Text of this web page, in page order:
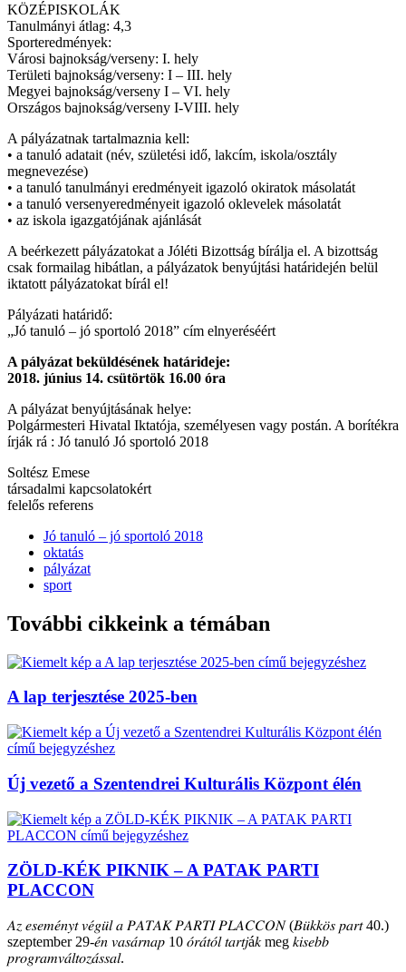
KÖZÉPISKOLÁK
Tanulmányi átlag: 4,3
Sporteredmények:
Városi bajnokság/verseny: I. hely
Területi bajnokság/verseny: I – III. hely
Megyei bajnokság/verseny I – VI. hely
Országos bajnokság/verseny I-VIII. hely
A pályázatnak tartalmaznia kell:
• a tanuló adatait (név, születési idő, lakcím, iskola/osztály
megnevezése)
• a tanuló tanulmányi eredményeit igazoló okiratok másolatát
• a tanuló versenyeredményeit igazoló oklevelek másolatát
• az iskola igazgatójának ajánlását
A beérkezett pályázatokat a Jóléti Bizottság bírálja el. A bizottság
csak formailag hibátlan, a pályázatok benyújtási határidején belül
iktatott pályázatokat bírál el!
Pályázati határidő:
„Jó tanuló – jó sportoló 2018” cím elnyeréséért
A pályázat beküldésének határideje:
2018. június 14. csütörtök 16.00 óra
A pályázat benyújtásának helye:
Polgármesteri Hivatal Iktatója, személyesen vagy postán. A borítékra
írják rá : Jó tanuló Jó sportoló 2018
Soltész Emese
társadalmi kapcsolatokért
felelős referens
Jó tanuló – jó sportoló 2018
oktatás
pályázat
sport
További cikkeink a témában
A lap terjesztése 2025-ben
Új vezető a Szentendrei Kulturális Központ élén
ZÖLD-KÉK PIKNIK – A PATAK PARTI
PLACCON
𝐴𝑧 𝑒𝑠𝑒𝑚𝑒́𝑛𝑦𝑡 𝑣𝑒́𝑔𝑢̈𝑙 𝑎 𝑃𝐴𝑇𝐴𝐾 𝑃𝐴𝑅𝑇𝐼 𝑃𝐿𝐴𝐶𝐶𝑂𝑁 (𝐵𝑢̈𝑘𝑘𝑜̈𝑠 𝑝𝑎𝑟𝑡 40.)
szeptember 29-𝑒́𝑛 𝑣𝑎𝑠𝑎́𝑟𝑛𝑎𝑝 10 𝑜́𝑟𝑎́𝑡𝑜́𝑙 𝑡𝑎𝑟𝑡𝑗á𝑘 meg 𝑘𝑖𝑠𝑒𝑏𝑏
𝑝𝑟𝑜𝑔𝑟𝑎𝑚𝑣𝑎́𝑙𝑡𝑜𝑧𝑎́𝑠𝑠𝑎𝑙.